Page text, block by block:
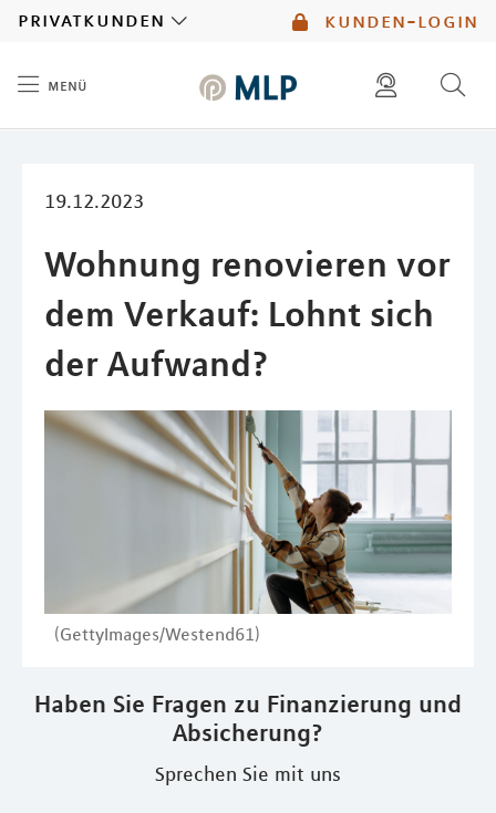
kunden-login
privatkunden
menü
19.12.2023
Wohnung renovieren vor
dem Verkauf: Lohnt sich
der Aufwand?
(GettyImages/Westend61)
Haben Sie Fragen zu Finanzierung und
Absicherung?
Sprechen Sie mit uns